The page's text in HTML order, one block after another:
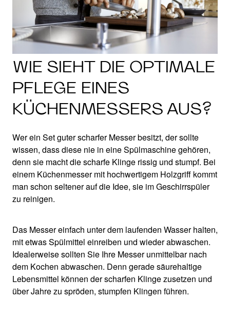
WIE SIEHT DIE OPTIMALE
PFLEGE EINES
KÜCHENMESSERS AUS?
Wer ein Set guter scharfer Messer besitzt, der sollte
wissen, dass diese nie in eine Spülmaschine gehören,
denn sie macht die scharfe Klinge rissig und stumpf. Bei
einem Küchenmesser mit hochwertigem Holzgriff kommt
man schon seltener auf die Idee, sie im Geschirrspüler
zu reinigen.
Das Messer einfach unter dem laufenden Wasser halten,
mit etwas Spülmittel einreiben und wieder abwaschen.
Idealerweise sollten Sie Ihre Messer unmittelbar nach
dem Kochen abwaschen. Denn gerade säurehaltige
Lebensmittel können der scharfen Klinge zusetzen und
über Jahre zu spröden, stumpfen Klingen führen.